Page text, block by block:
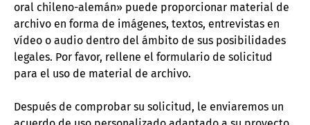
oral chileno-alemán» puede proporcionar material de
archivo en forma de imágenes, textos, entrevistas en
vídeo o audio dentro del ámbito de sus posibilidades
legales. Por favor, rellene el formulario de solicitud
para el uso de material de archivo.
Después de comprobar su solicitud, le enviaremos un